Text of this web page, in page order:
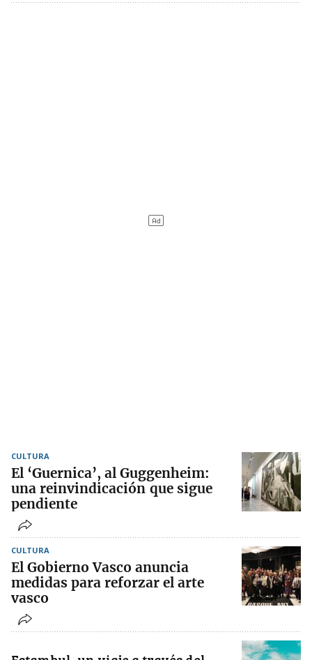
CULTURA
El ‘Guernica’, al Guggenheim:
una reinvindicación que sigue
pendiente
CULTURA
El Gobierno Vasco anuncia
medidas para reforzar el arte
vasco